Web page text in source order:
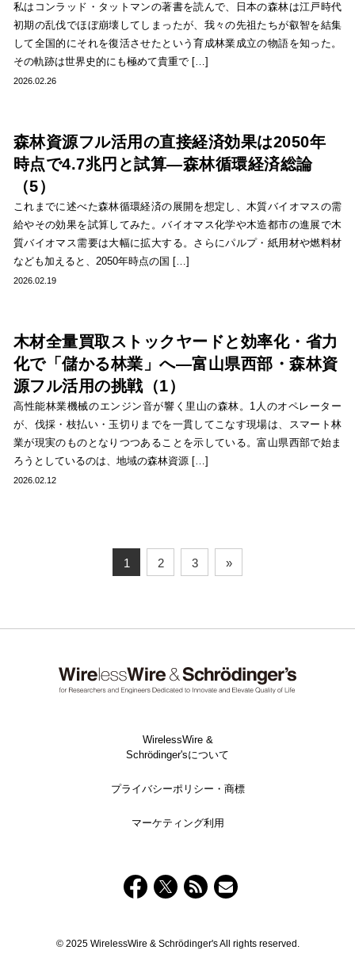
私はコンラッド・タットマンの著書を読んで、日本の森林は江戸時代
初期の乱伐でほぼ崩壊してしまったが、我々の先祖たちが叡智を結集
して全国的にそれを復活させたという育成林業成立の物語を知った。
その軌跡は世界史的にも極めて貴重で […]
2026.02.26
森林資源フル活用の直接経済効果は2050年
時点で4.7兆円と試算―森林循環経済総論
（5）
これまでに述べた森林循環経済の展開を想定し、木質バイオマスの需
給やその効果を試算してみた。バイオマス化学や木造都市の進展で木
質バイオマス需要は大幅に拡大する。さらにパルプ・紙用材や燃料材
なども加えると、2050年時点の国 […]
2026.02.19
木材全量買取ストックヤードと効率化・省力
化で「儲かる林業」へ―富山県西部・森林資
源フル活用の挑戦（1）
高性能林業機械のエンジン音が響く里山の森林。1人のオペレーター
が、伐採・枝払い・玉切りまでを一貫してこなす現場は、スマート林
業が現実のものとなりつつあることを示している。富山県西部で始ま
ろうとしているのは、地域の森林資源 […]
2026.02.12
1 2 3 »
WirelessWire &
Schrödinger'sについて
プライバシーポリシー・商標
マーケティング利用
© 2025 WirelessWire & Schrödinger's All rights reserved.